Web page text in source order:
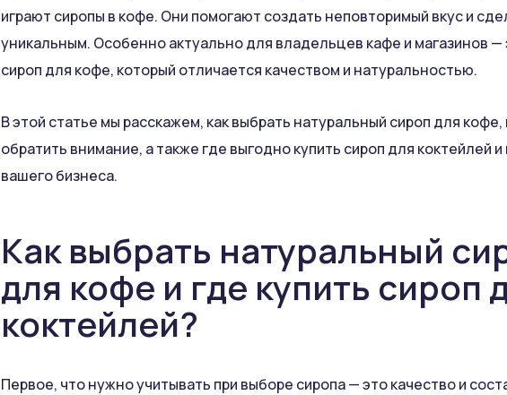
играют сиропы в кофе. Они помогают создать неповторимый вкус и
уникальным. Особенно актуально для владельцев кафе и магазинов —
сироп для кофе, который отличается качеством и натуральностью.
В этой статье мы расскажем, как выбрать натуральный сироп для кофе,
обратить внимание, а также где выгодно купить сироп для коктейлей
вашего бизнеса.
Как выбрать натуральный
для кофе и где купить сироп
коктейлей?
Первое, что нужно учитывать при выборе сиропа — это качество и